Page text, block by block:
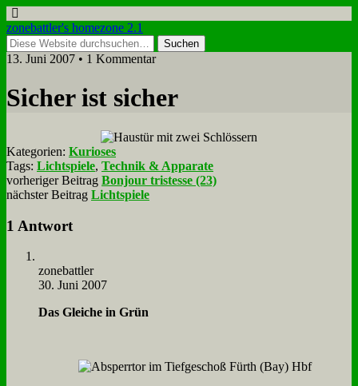
zonebattler's homezone 2.1
13. Juni 2007 • 1 Kommentar
Si­cher ist si­cher
Kategorien: Kurioses
Tags: Lichtspiele, Technik & Apparate
vorheriger Beitrag Bonjour tristesse (23)
nächster Beitrag Lichtspiele
1 Antwort
zone­batt­ler
30. Juni 2007
Das Glei­che in Grün